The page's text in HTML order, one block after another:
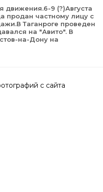
движения.6-9 (?)Августа
продан частному лицу с
Таганроге проведен
на "Авито". В
на-Дону на
с сайта